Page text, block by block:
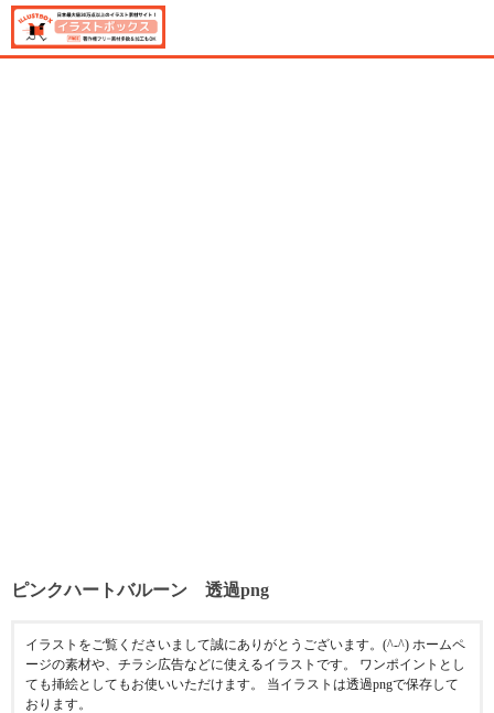
ピンクハートバルーン 透過png
イラストをご覧くださいまして誠にありがとうございます。(^-^) ホームペ
ージの素材や、チラシ広告などに使えるイラストです。 ワンポイントとし
ても挿絵としてもお使いいただけます。 当イラストは透過pngで保存して
おります。